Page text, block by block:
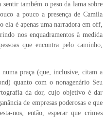
também o peso da lama sobre
a pouco a presença de Camila
ela é apenas uma narradora em off,
nos enquadramentos à medida
que encontra pelo caminho,
praça (que, inclusive, citam a
quanto com o nonagenário Seu
da dor, cujo objetivo é dar
de empresas poderosas e que
nos, então, esperar que crimes